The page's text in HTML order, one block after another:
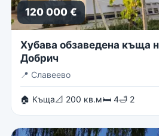
120 000 €
Хубава обзаведена къща
Добрич
📍 Славеево
🏠 Къща📐 200 кв.м🛏 4🛁 2